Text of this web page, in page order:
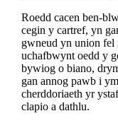
Roedd cacen ben-
cegin y cartref, yn
gwneud yn union
uchafbwynt oedd y
bywiog o biano,
gan annog pawb i
cherddoriaeth yr
clapio a dathlu.